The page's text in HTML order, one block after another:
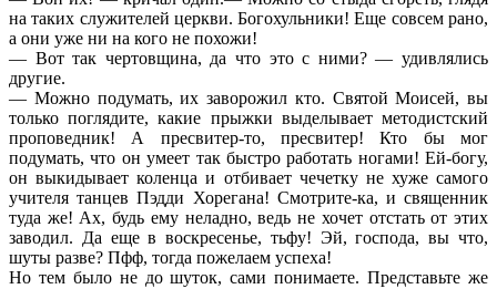
на таких служителей церкви. Богохульники! Еще совсем рано,
а они уже ни на кого не похожи!
— Вот так чертовщина, да что это с ними? — удивлялись
другие.
— Можно подумать, их заворожил кто. Святой Моисей, вы
только поглядите, какие прыжки выделывает методистский
проповедник! А пресвитер-то, пресвитер! Кто бы мог
подумать, что он умеет так быстро работать ногами! Ей-богу,
он выкидывает коленца и отбивает чечетку не хуже самого
учителя танцев Пэдди Хорегана! Смотрите-ка, и священник
туда же! Ах, будь ему неладно, ведь не хочет отстать от этих
заводил. Да еще в воскресенье, тьфу! Эй, господа, вы что,
шуты разве? Пфф, тогда пожелаем успеха!
Но тем было не до шуток, сами понимаете. Представьте же